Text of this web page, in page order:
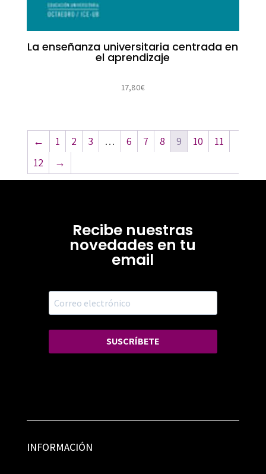
La enseñanza universitaria centrada en
el aprendizaje
17,80€
← 1 2 3 … 6 7 8 9 10
11
12
→
Recibe nuestras
novedades en tu
email
SUSCRÍBETE
INFORMACIÓN